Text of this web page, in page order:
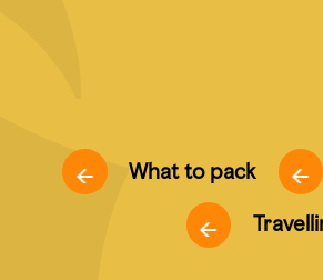
What to pack